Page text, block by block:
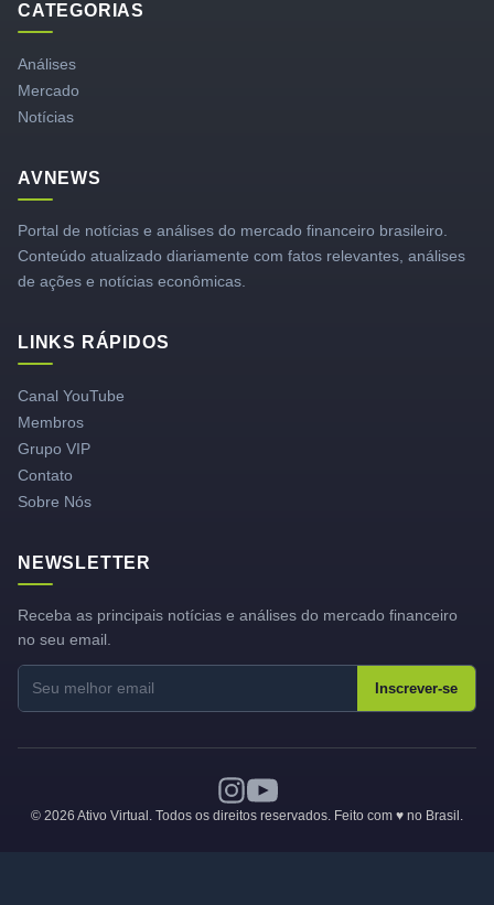
CATEGORIAS
Análises
Mercado
Notícias
AVNEWS
Portal de notícias e análises do mercado financeiro brasileiro.
Conteúdo atualizado diariamente com fatos relevantes, análises
de ações e notícias econômicas.
LINKS RÁPIDOS
Canal YouTube
Membros
Grupo VIP
Contato
Sobre Nós
NEWSLETTER
Receba as principais notícias e análises do mercado financeiro
no seu email.
Inscrever-se
© 2026 Ativo Virtual. Todos os direitos reservados. Feito com ♥ no Brasil.